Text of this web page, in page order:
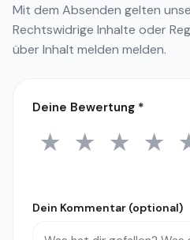
Mit dem Absenden gelten
Rechtswidrige Inhalte oder
überInhalt melden melden.
Deine Bewertung *
1 Stern
★ 2 Sterne
★ 3
★ 4
★
Dein Kommentar (optional)